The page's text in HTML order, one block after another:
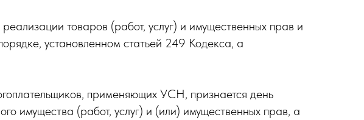
товаров (работ, услуг) и имущественных прав и
установленном статьей 249 Кодекса, а
применяющих УСН, признается день
имущества (работ, услуг) и (или) имущественных прав, а